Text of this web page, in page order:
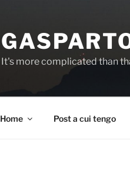
It's more complicated than
Home Post a cui tengo